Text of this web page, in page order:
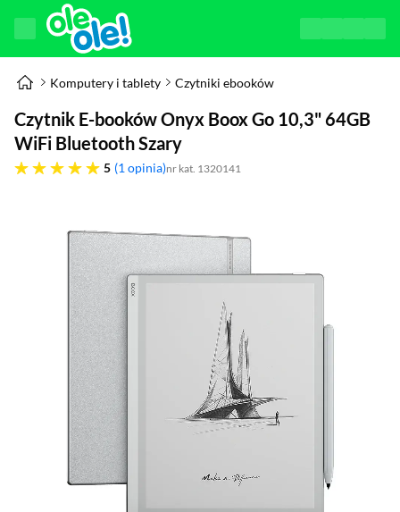
Komputery i tablety Czytniki ebooków
Czytnik E-booków Onyx Boox Go 10,3" 64GB
WiFi Bluetooth Szary
5
pięć gwiazdek 1 opinia nr kat. 1320141